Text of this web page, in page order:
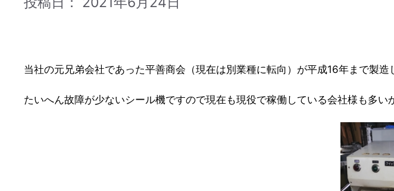
当社の元兄弟会社であった平善商会 （現在は別業種に転向） が平成16年まで製造
たいへん故障が少ないシール機ですので現在も現役で稼働している会社様も多い